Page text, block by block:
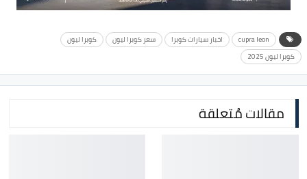
cupra leon اخبار سيارات كوبرا سعر كوبرا ليون
كوبرا ليون
كوبرا ليون 2025
مقالات مُتعلقة